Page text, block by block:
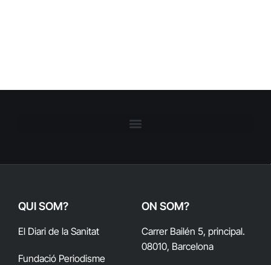
QUI SOM?
El Diari de la Sanitat
Fundació Periodisme
ON SOM?
Carrer Bailén 5, principal.
08010, Barcelona